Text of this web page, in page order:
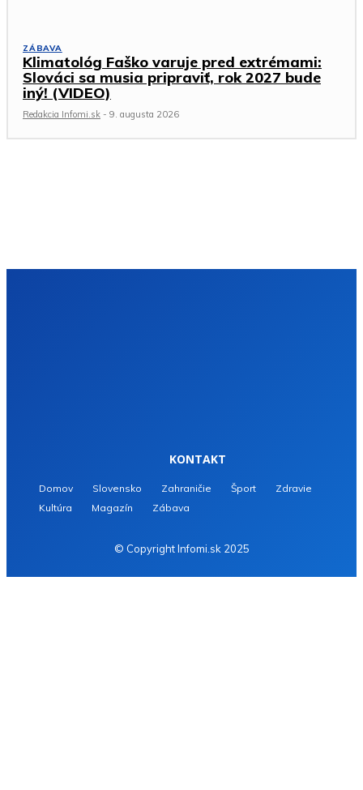
ZÁBAVA
Klimatológ Faško varuje pred extrémami:
Slováci sa musia pripraviť, rok 2027 bude
iný! (VIDEO)
Redakcia Infomi.sk - 9. augusta 2026
KONTAKT
Domov Slovensko Zahraničie Šport
Zdravie
Kultúra
Magazín Zábava
© Copyright Infomi.sk 2025